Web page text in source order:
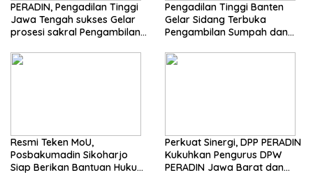
PERADIN, Pengadilan Tinggi
Jawa Tengah sukses Gelar
prosesi sakral Pengambilan
Pengadilan Tinggi Banten
Gelar Sidang Terbuka
Pengambilan Sumpah dan
Resmi Teken MoU,
Posbakumadin Sikoharjo
Siap Berikan Bantuan Hukum
Perkuat Sinergi, DPP PERADIN
Kukuhkan Pengurus DPW
PERADIN Jawa Barat dan